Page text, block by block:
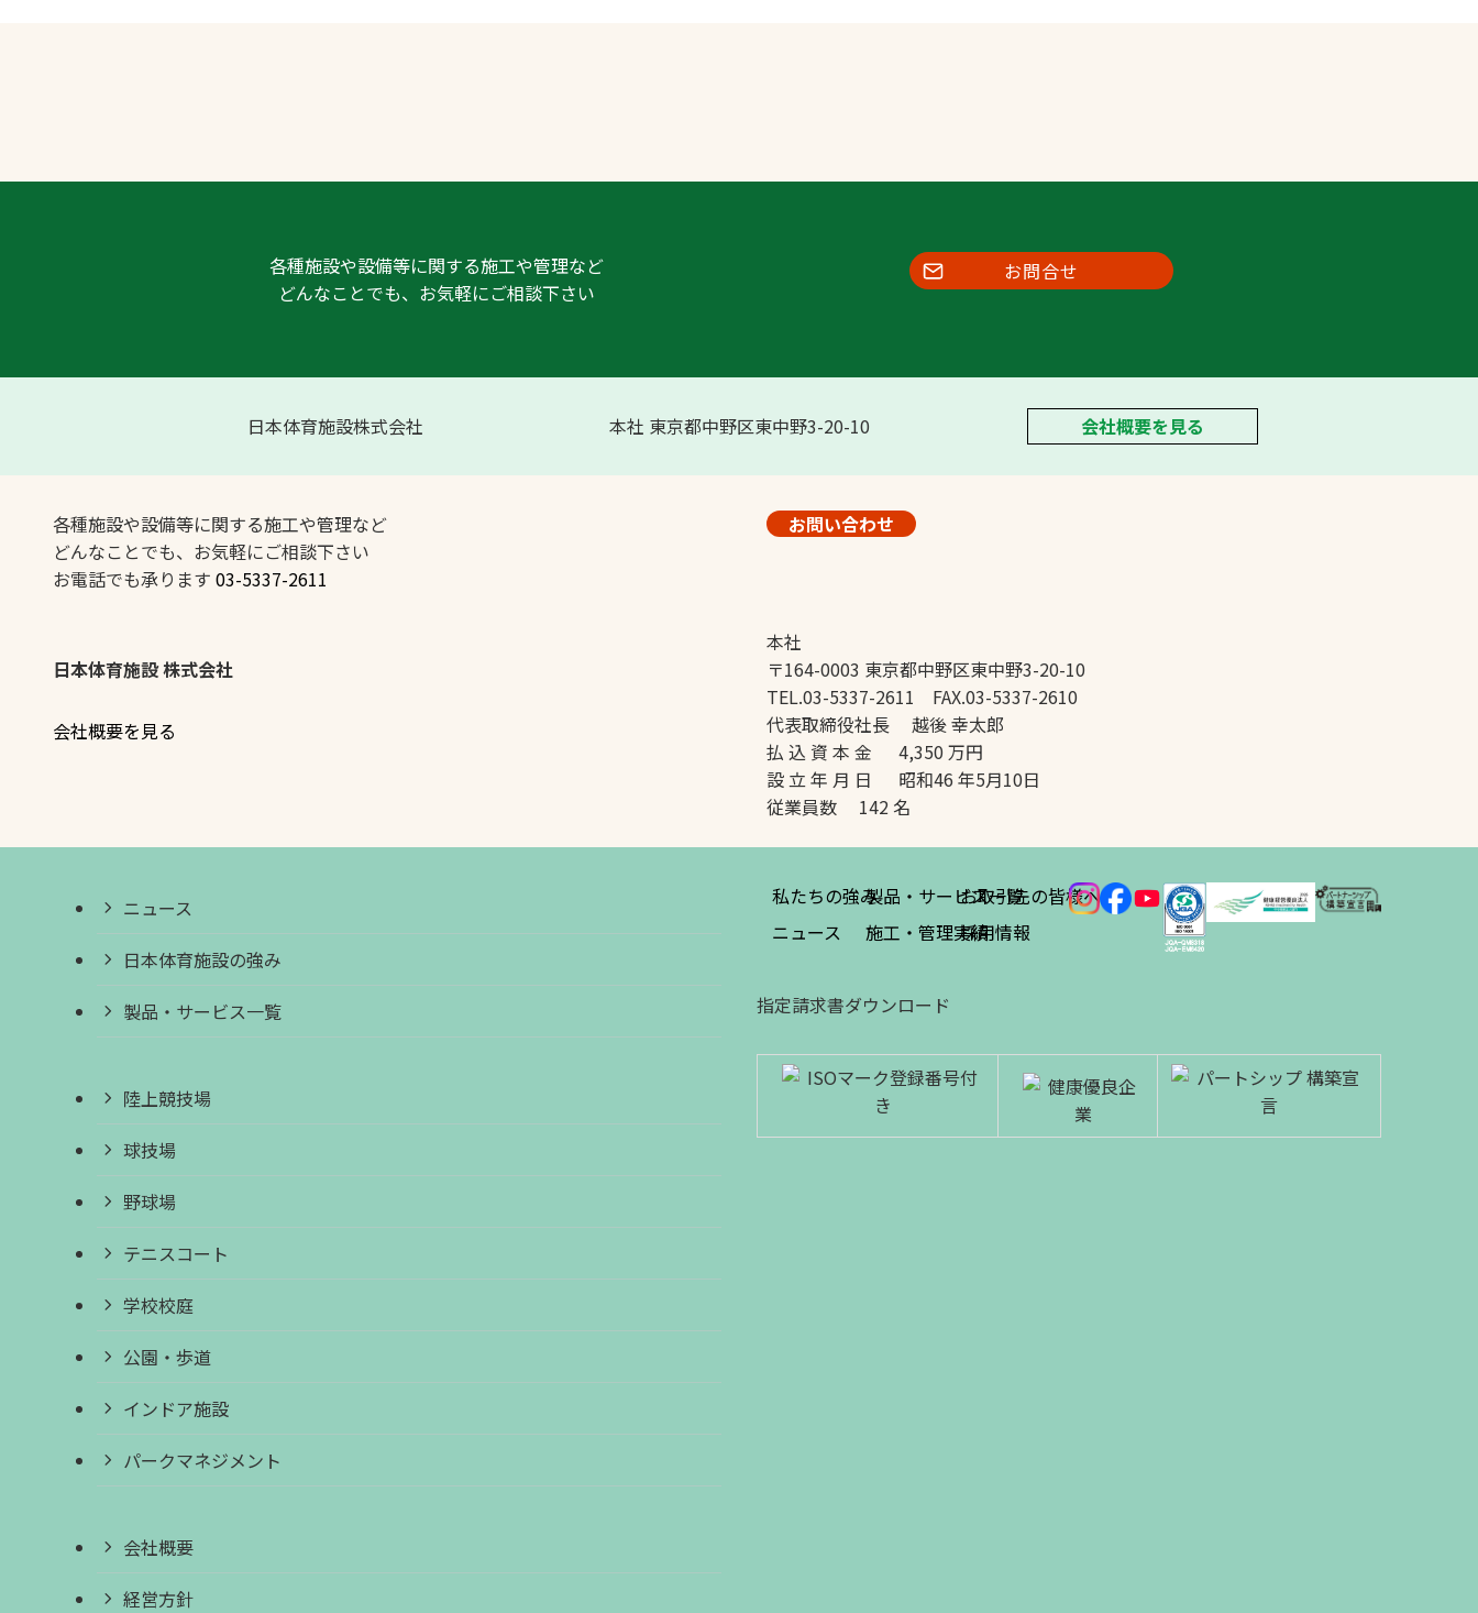
各種施設や設備等に関する施工や管理など
どんなことでも、お気軽にご相談下さい
お問合せ
日本体育施設株式会社 本社 東京都中野区東中野3-20-10 会社概要を見る
各種施設や設備等に関する施工や管理など
どんなことでも、お気軽にご相談下さい
お電話でも承ります 03-5337-2611
お問い合わせ
日本体育施設 株式会社
会社概要を見る
本社
〒164-0003 東京都中野区東中野3-20-10
TEL.03-5337-2611 FAX.03-5337-2610
代表取締役社長 越後 幸太郎
払 込 資 本 金 4,350 万円
設 立 年 月 日 昭和46 年5月10日
従業員数 142 名
ニュース
日本体育施設の強み
製品・サービス一覧
陸上競技場
球技場
野球場
テニスコート
学校校庭
公園・歩道
インドア施設
パークマネジメント
会社概要
経営方針
私たちの強み
ニュース
製品・サービス一覧
施工・管理実績
お取引先の皆様へ
採用情報
指定請求書ダウンロード